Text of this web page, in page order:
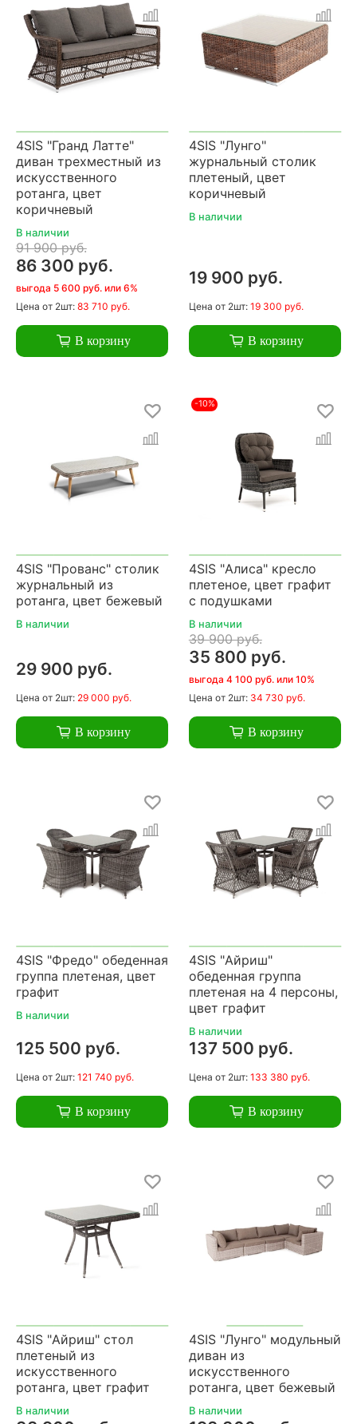
4SIS "Гранд Латте"
диван трехместный из
искусственного
ротанга, цвет
коричневый
В наличии
91 900 руб.
86 300 руб.
выгода 5 600 руб. или 6%
Цена от 2шт: 83 710 руб.
В корзину
4SIS "Лунго"
журнальный столик
плетеный, цвет
коричневый
В наличии
19 900 руб.
Цена от 2шт: 19 300 руб.
В корзину
4SIS "Прованс" столик
журнальный из
ротанга, цвет бежевый
В наличии
29 900 руб.
Цена от 2шт: 29 000 руб.
В корзину
-10%
4SIS "Алиса" кресло
плетеное, цвет графит
с подушками
В наличии
39 900 руб.
35 800 руб.
выгода 4 100 руб. или 10%
Цена от 2шт: 34 730 руб.
В корзину
4SIS "Фредо" обеденная
группа плетеная, цвет
графит
В наличии
125 500 руб.
Цена от 2шт: 121 740 руб.
В корзину
4SIS "Айриш"
обеденная группа
плетеная на 4 персоны,
цвет графит
В наличии
137 500 руб.
Цена от 2шт: 133 380 руб.
В корзину
4SIS "Айриш" стол
плетеный из
искусственного
ротанга, цвет графит
В наличии
4SIS "Лунго" модульный
диван из
искусственного
ротанга, цвет бежевый
В наличии